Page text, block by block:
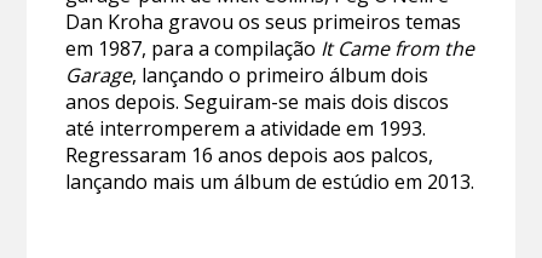
Dan Kroha gravou os seus primeiros temas
em 1987, para a compilação It Came from the
Garage, lançando o primeiro álbum dois
anos depois. Seguiram-se mais dois discos
até interromperem a atividade em 1993.
Regressaram 16 anos depois aos palcos,
lançando mais um álbum de estúdio em 2013.